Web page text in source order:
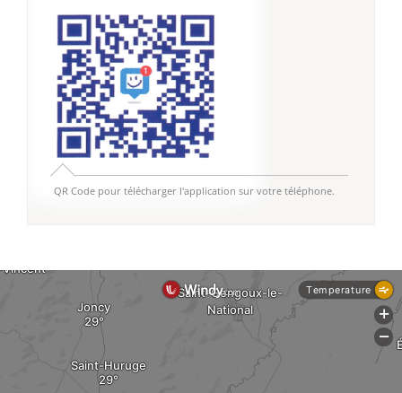
QR Code pour télécharger l'application sur votre téléphone.